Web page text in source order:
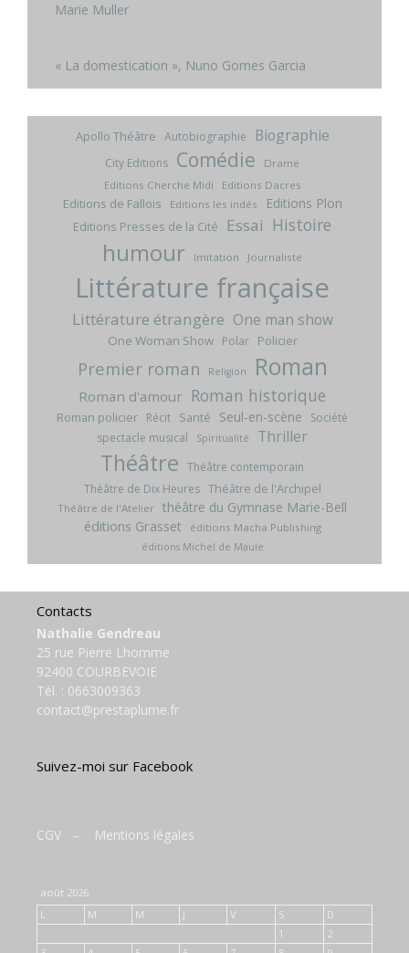
Marie Muller
« La domestication », Nuno Gomes Garcia
Apollo Théâtre Autobiographie Biographie
City Editions Comédie
Drame
Editions Cherche Midi
Editions Dacres
Editions de Fallois Editions les indés Editions Plon
Editions Presses de la Cité Essai Histoire
humour Imitation Journaliste
Littérature française
Littérature étrangère One man show
One Woman Show Polar Policier
Premier roman Religion Roman
Roman d'amour Roman historique
Roman policier Récit Santé Seul-en-scène
Société
spectacle musical
Spiritualité Thriller
Théâtre Théâtre contemporain
Théâtre de Dix Heures Théâtre de l'Archipel
Théâtre de l'Atelier théâtre du Gymnase Marie-Bell
éditions Grasset
éditions Macha Publishing
éditions Michel de Maule
Contacts
Nathalie Gendreau
25 rue Pierre Lhomme
92400 COURBEVOIE
Tél. : 0663009363
contact@prestaplume.fr
Suivez-moi sur Facebook
CGV – Mentions légales
août 2026
L
M M J V S
D
1
2